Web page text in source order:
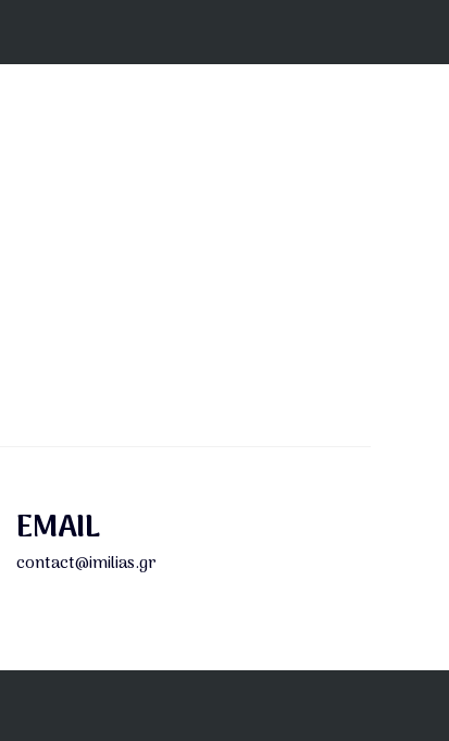
EMAIL
contact@imilias.gr